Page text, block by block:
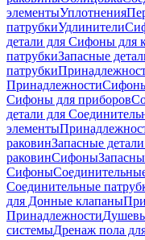
элементыУплотнения
патрубкиУдлинители
детали для Сифоны для
патрубкиЗапасные
патрубки
Принадлежности
Сифоны для приборов
детали для
элементы
раковинЗапасные
раковинСифоны
Сифоны
Соединительные
для Донные клапаны
Принадлежности
системыДренаж пола